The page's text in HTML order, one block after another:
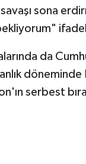
sona
da
döneminde
serbest